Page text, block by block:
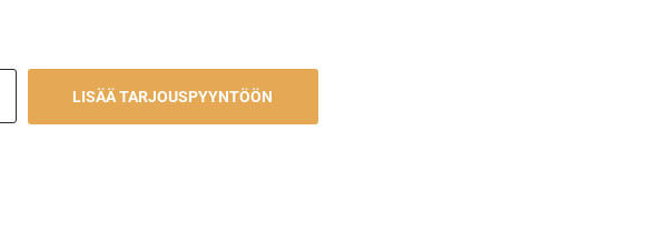
LISÄÄ TARJOUSPYYNTÖÖN